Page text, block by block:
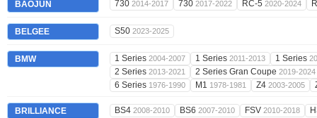
BAOJUN 730 2014-2017 730 2017-2022 RC-5 2020-2024
BELGEE S50 2023-2025
BMW 1 Series 2004-2007 1 Series 2011-2013 1 Series
2 Series 2013-2021 2 Series Gran Coupe 2019-2024
6 Series 1976-1990 M1 1978-1981 Z4 2003-2005
BRILLIANCE BS4 2008-2010 BS6 2007-2010 FSV 2010-2018